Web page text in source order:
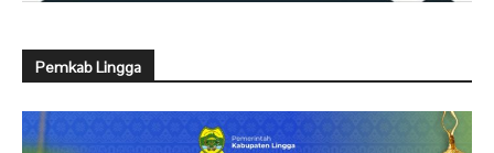
Pemkab Lingga